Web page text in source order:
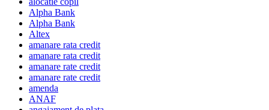
Alpha Bank
Alpha Bank
Altex
amanare rata credit
amanare rata credit
amanare rate credit
amanare rate credit
amenda
ANAF